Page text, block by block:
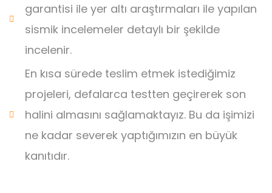
garantisi ile yer altı araştırmaları ile yapılan
sismik incelemeler detaylı bir şekilde
incelenir.
En kısa sürede teslim etmek istediğimiz
projeleri, defalarca testten geçirerek son
halini almasını sağlamaktayız. Bu da işimizi
ne kadar severek yaptığımızın en büyük
kanıtıdır.